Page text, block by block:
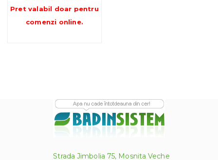
Pret valabil doar pentru
comenzi online.
Strada Jimbolia 75, Mosnita Veche